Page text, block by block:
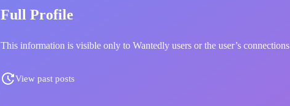
Full Profile
This information is visible only to Wantedly users or the user’s connections
View past posts